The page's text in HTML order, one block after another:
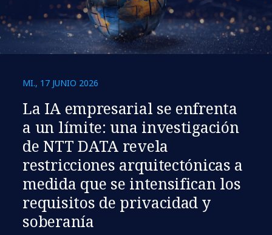
MI., 17 JUNIO 2026
La IA empresarial se enfrenta
a un límite: una investigación
de NTT DATA revela
restricciones arquitectónicas a
medida que se intensifican los
requisitos de privacidad y
soberanía